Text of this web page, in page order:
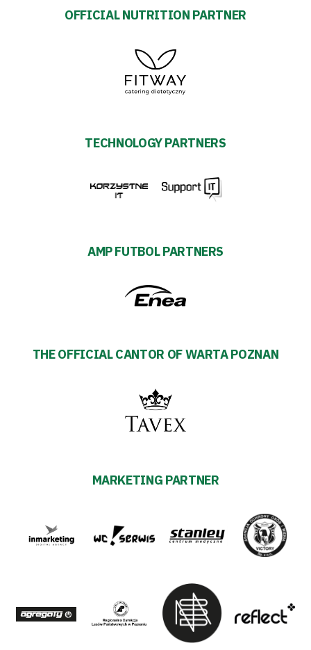
OFFICIAL NUTRITION PARTNER
TECHNOLOGY PARTNERS
AMP FUTBOL PARTNERS
THE OFFICIAL CANTOR OF WARTA POZNAN
MARKETING PARTNER